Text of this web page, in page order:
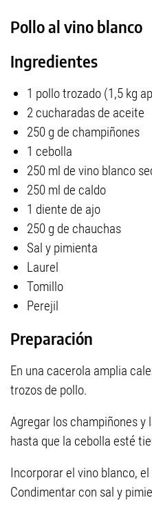
Pollo al vino blanco
Ingredientes
1 pollo trozado (1,5 kg
2 cucharadas de aceite
250 g de champiñones
1 cebolla
250 ml de vino blanco
250 ml de caldo
1 diente de ajo
250 g de chauchas
Sal y pimienta
Laurel
Tomillo
Perejil
Preparación
En una cacerola amplia
trozos de pollo.
Agregar los champiñones
hasta que la cebolla esté
Incorporar el vino blanco,
Condimentar con sal y